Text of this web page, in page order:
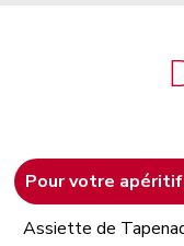
Pour votre
Assiette de